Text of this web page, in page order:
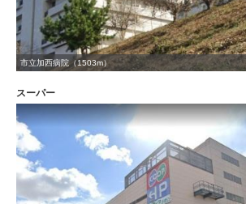
市立加西病院（1503m）
スーパー